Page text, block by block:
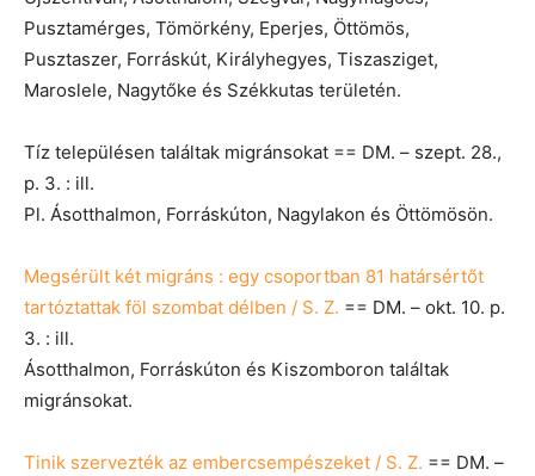
Pusztamérges, Tömörkény, Eperjes, Öttömös,
Pusztaszer, Forráskút, Királyhegyes, Tiszasziget,
Maroslele, Nagytőke és Székkutas területén.
Tíz településen találtak migránsokat == DM. – szept. 28.,
p. 3. : ill.
Pl. Ásotthalmon, Forráskúton, Nagylakon és Öttömösön.
Megsérült két migráns : egy csoportban 81 határsértőt
tartóztattak föl szombat délben / S. Z. == DM. – okt. 10. p.
3. : ill.
Ásotthalmon, Forráskúton és Kiszomboron találtak
migránsokat.
Tinik szervezték az embercsempészeket / S. Z. == DM. –